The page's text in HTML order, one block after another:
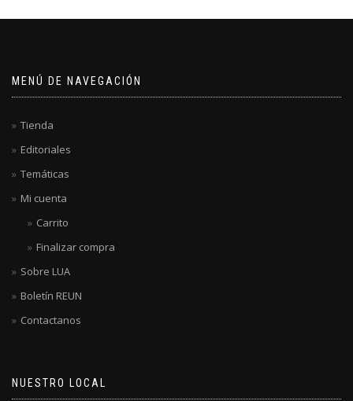
MENÚ DE NAVEGACIÓN
Tienda
Editoriales
Temáticas
Mi cuenta
Carrito
Finalizar compra
Sobre LUA
Boletín REUN
Contactanos
NUESTRO LOCAL